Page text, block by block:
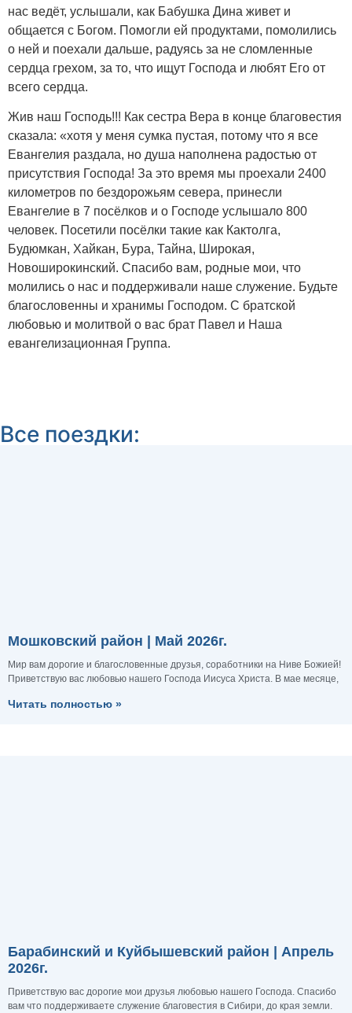
нас ведёт, услышали, как Бабушка Дина живет и
общается с Богом. Помогли ей продуктами, помолились
о ней и поехали дальше, радуясь за не сломленные
сердца грехом, за то, что ищут Господа и любят Его от
всего сердца.
Жив наш Господь!!! Как сестра Вера в конце благовестия
сказала: «хотя у меня сумка пустая, потому что я все
Евангелия раздала, но душа наполнена радостью от
присутствия Господа! За это время мы проехали 2400
километров по бездорожьям севера, принесли
Евангелие в 7 посёлков и о Господе услышало 800
человек. Посетили посёлки такие как Кактолга,
Будюмкан, Хайкан, Бура, Тайна, Широкая,
Новоширокинский. Спасибо вам, родные мои, что
молились о нас и поддерживали наше служение. Будьте
благословенны и хранимы Господом. С братской
любовью и молитвой о вас брат Павел и Наша
евангелизационная Группа.
Все поездки:
Мошковский район | Май 2026г.
Мир вам дорогие и благословенные друзья, соработники на Ниве Божией!
Приветствую вас любовью нашего Господа Иисуса Христа. В мае месяце,
Читать полностью »
Барабинский и Куйбышевский район | Апрель
2026г.
Приветствую вас дорогие мои друзья любовью нашего Господа. Спасибо
вам что поддерживаете служение благовестия в Сибири, до края земли.